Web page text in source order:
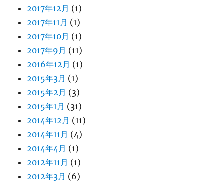
2017年12月 (1)
2017年11月 (1)
2017年10月 (1)
2017年9月 (11)
2016年12月 (1)
2015年3月 (1)
2015年2月 (3)
2015年1月 (31)
2014年12月 (11)
2014年11月 (4)
2014年4月 (1)
2012年11月 (1)
2012年3月 (6)